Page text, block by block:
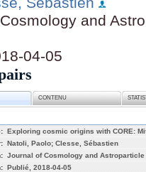
and
04-05
CONTENU
Exploring cosmic origins with CORE:
Natoli, Paolo; Clesse, Sébastien
Journal of Cosmology and
Publié, 2018-04-05